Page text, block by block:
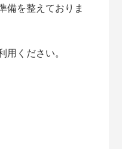
備を整えておりま
ください。